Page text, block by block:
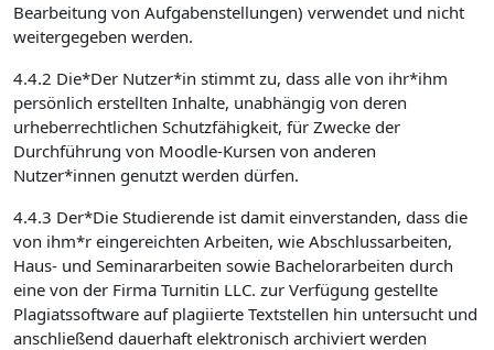
Bearbeitung von Aufgabenstellungen) verwendet und nicht
weitergegeben werden.
4.4.2 Die*Der Nutzer*in stimmt zu, dass alle von ihr*ihm
persönlich erstellten Inhalte, unabhängig von deren
urheberrechtlichen Schutzfähigkeit, für Zwecke der
Durchführung von Moodle-Kursen von anderen
Nutzer*innen genutzt werden dürfen.
4.4.3 Der*Die Studierende ist damit einverstanden, dass die
von ihm*r eingereichten Arbeiten, wie Abschlussarbeiten,
Haus- und Seminararbeiten sowie Bachelorarbeiten durch
eine von der Firma Turnitin LLC. zur Verfügung gestellte
Plagiatssoftware auf plagiierte Textstellen hin untersucht und
anschließend dauerhaft elektronisch archiviert werden